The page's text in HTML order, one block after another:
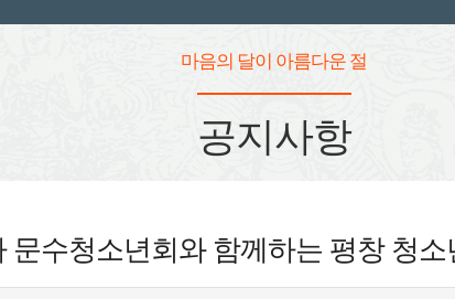
마음의 달이 아름다운 절
공지사항
문수청소년회와 함께하는 평창 청